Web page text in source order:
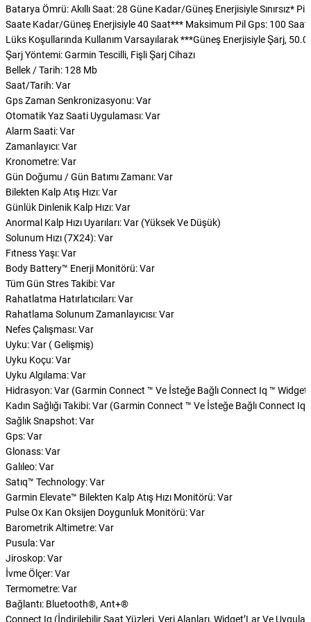
Batarya Ömrü: Akıllı Saat: 28 Güne Kadar/Güneş Enerjisiyle
Saate Kadar/Güneş Enerjisiyle 40 Saat*** Maksimum Pil Gps: 100
Lüks Koşullarında Kullanım Varsayılarak ***Güneş Enerjisiyle Şarj,
Şarj Yöntemi: Garmin Tescilli, Fişli Şarj Cihazı
Bellek / Tarih: 128 Mb
Saat/Tarih: Var
Gps Zaman Senkronizasyonu: Var
Otomatik Yaz Saati Uygulaması: Var
Alarm Saati: Var
Zamanlayıcı: Var
Kronometre: Var
Gün Doğumu / Gün Batımı Zamanı: Var
Bilekten Kalp Atış Hızı: Var
Günlük Dinlenik Kalp Hızı: Var
Anormal Kalp Hızı Uyarıları: Var (Yüksek Ve Düşük)
Solunum Hızı (7X24): Var
Fıtness Yaşı: Var
Body Battery™ Enerji Monitörü: Var
Tüm Gün Stres Takibi: Var
Rahatlatma Hatırlatıcıları: Var
Rahatlama Solunum Zamanlayıcısı: Var
Nefes Çalışması: Var
Uyku: Var ( Gelişmiş)
Uyku Koçu: Var
Uyku Algılama: Var
Hidrasyon: Var (Garmin Connect ™ Ve İsteğe Bağlı Connect Iq ™
Kadın Sağlığı Takibi: Var (Garmin Connect ™ Ve İsteğe Bağlı Connect
Sağlık Snapshot: Var
Gps: Var
Glonass: Var
Galıleo: Var
Satıq™ Technology: Var
Garmin Elevate™ Bilekten Kalp Atış Hızı Monitörü: Var
Pulse Ox Kan Oksijen Doygunluk Monitörü: Var
Barometrik Altimetre: Var
Pusula: Var
Jiroskop: Var
İvme Ölçer: Var
Termometre: Var
Bağlantı: Bluetooth®, Ant+®
Connect Iq (İndirilebilir Saat Yüzleri, Veri Alanları, Widget’Lar Ve